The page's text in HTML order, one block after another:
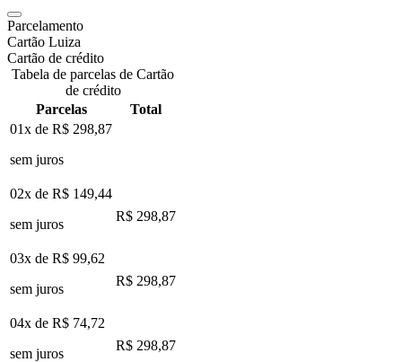
Parcelamento
Cartão Luiza
Cartão de crédito
Tabela de parcelas de Cartão
de crédito
Parcelas
Total
01x de R$ 298,87
sem juros
02x de R$ 149,44
sem juros
R$ 298,87
03x de R$ 99,62
sem juros
R$ 298,87
04x de R$ 74,72
sem juros
R$ 298,87